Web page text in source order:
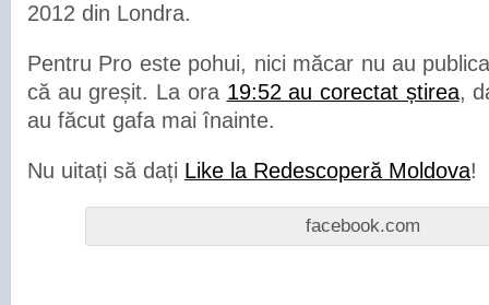
2012 din Londra.
Pentru Pro este pohui, nici măcar nu au
că au greșit. La ora 19:52 au corectat știrea,
au făcut gafa mai înainte.
Nu uitați să dați Like la Redescoperă Moldova!
facebook.com